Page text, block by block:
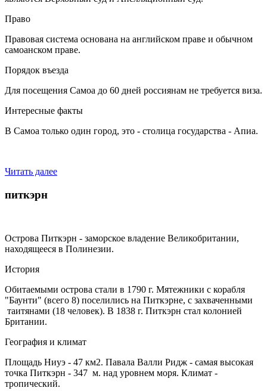
Право
Правовая система основана на английском праве и обычном
самоанском праве.
Порядок въезда
Для посещения Самоа до 60 дней россиянам не требуется виза.
Интересные факты
В Самоа только один город, это - столица государства - Апиа.
Читать далее
питкэрн
Острова Питкэрн - заморское владение Великобритании,
находящееся в Полинезии.
История
Обитаемыми острова стали в 1790 г. Мятежники с корабля
"Баунти" (всего 8) поселились на Питкэрне, с захваченными
таитянами (18 человек). В 1838 г. Питкэрн стал колонией
Британии.
География и климат
Площадь Ниуэ - 47 км2. Павала Валли Ридж - самая высокая
точка Питкэрн - 347 м. над уровнем моря. Климат -
тропический.